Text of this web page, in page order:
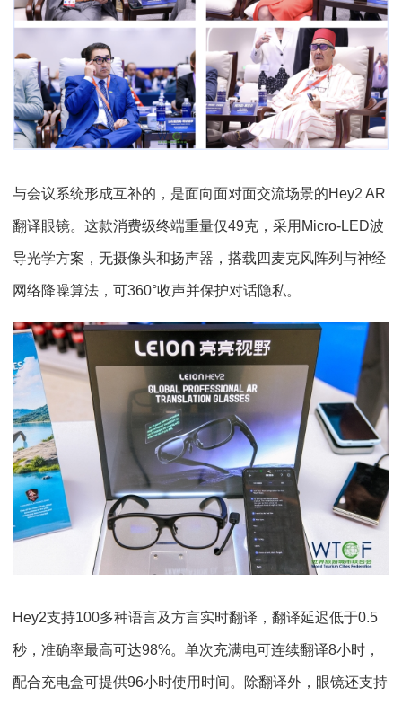
与会议系统形成互补的，是面向面对面交流场景的Hey2 AR
翻译眼镜。这款消费级终端重量仅49克，采用Micro-LED波
导光学方案，无摄像头和扬声器，搭载四麦克风阵列与神经
网络降噪算法，可360°收声并保护对话隐私。
Hey2支持100多种语言及方言实时翻译，翻译延迟低于0.5
秒，准确率最高可达98%。单次充满电可连续翻译8小时，
配合充电盒可提供96小时使用时间。除翻译外，眼镜还支持